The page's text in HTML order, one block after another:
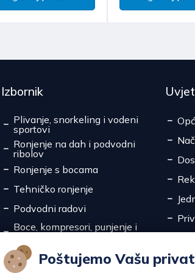
Poštujemo Vašu
Izbornik
Plivanje, snorkeling i vodeni
sportovi
Ronjenje na dah i podvodni
ribolov
Ronjenje s bocama
Tehničko ronjenje
Podvodni radovi
Boce, kompresori, punjenje i
Servis